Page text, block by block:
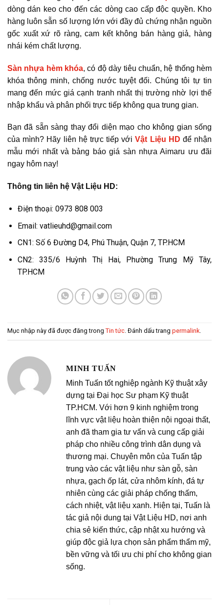
dòng dán keo cho đến các dòng cao cấp độc quyền. Kho
hàng luôn sẵn số lượng lớn với đầy đủ chứng nhận nguồn
gốc xuất xứ rõ ràng, cam kết không bán hàng giả, hàng
nhái kém chất lượng.
Sàn nhựa hèm khóa, có độ dày tiêu chuẩn, hệ thống hèm
khóa thông minh, chống nước tuyệt đối. Chúng tôi tự tin
mang đến mức giá cạnh tranh nhất thị trường nhờ lợi thế
nhập khẩu và phân phối trực tiếp không qua trung gian.
Bạn đã sẵn sàng thay đổi diện mạo cho không gian sống
của mình? Hãy liên hệ trực tiếp vớiVật Liệu HD để nhận
mẫu mới nhất và bảng báo giá sàn nhựa Aimaru ưu đãi
ngay hôm nay!
Thông tin liên hệ Vật Liệu HD:
Điện thoại: 0973 808 003
Email: vatlieuhd@gmail.com
CN1: Số 6 Đường D4, Phú Thuận, Quận 7, TP.HCM
CN2: 335/6 Huỳnh Thị Hai, Phường Trung Mỹ Tây,
TP.HCM
Mục nhập này đã được đăng trong Tin tức. Đánh dấu trang permalink.
MINH TUẤN
Minh Tuấn tốt nghiệp ngành Kỹ thuật xây
dựng tại Đại học Sư phạm Kỹ thuật
TP.HCM. Với hơn 9 kinh nghiệm trong
lĩnh vực vật liệu hoàn thiện nội ngoại thất,
anh đã tham gia tư vấn và cung cấp giải
pháp cho nhiều công trình dân dụng và
thương mại. Chuyên môn của Tuấn tập
trung vào các vật liệu như sàn gỗ, sàn
nhựa, gạch ốp lát, cửa nhôm kính, đá tự
nhiên cùng các giải pháp chống thấm,
cách nhiệt, vật liệu xanh. Hiện tại, Tuấn là
tác giả nội dung tại Vật Liệu HD, nơi anh
chia sẻ kiến thức, cập nhật xu hướng và
giúp độc giả lựa chọn sản phẩm thẩm mỹ,
bền vững và tối ưu chi phí cho không gian
sống.